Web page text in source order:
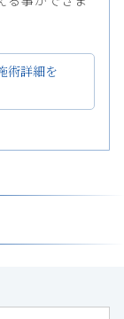
術詳細を